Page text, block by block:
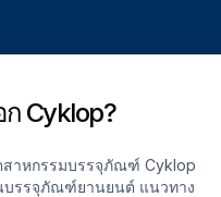
ก Cyklop?
าหกรรมบรรจุภัณฑ์ Cyklop
บรรจุภัณฑ์ยานยนต์ แนวทาง